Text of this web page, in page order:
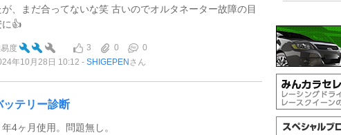
が、まだ合ってないな笑 古いのでオルタネーター故障の目
に👍
度 3 0
0
年10月28日 10:12
SHIGEPEN さん
ッテリー診断
4ヶ月使用。問題無し。